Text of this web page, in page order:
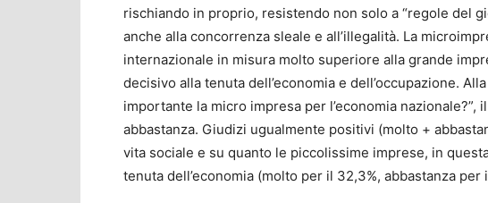
rischiando in proprio, resistendo non solo a “regole del
anche alla concorrenza sleale e all’illegalità. La
internazionale in misura molto superiore alla grande
decisivo alla tenuta dell’economia e dell’occupazione.
importante la micro impresa per l’economia nazionale?”,
abbastanza. Giudizi ugualmente positivi (molto +
vita sociale e su quanto le piccolissime imprese, in
tenuta dell’economia (molto per il 32,3%, abbastanza per